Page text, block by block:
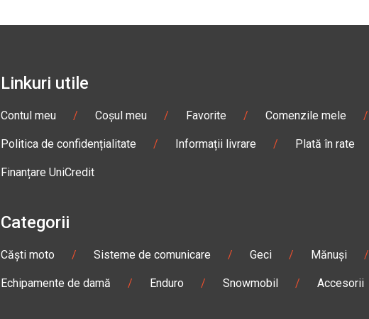
Linkuri utile
Contul meu / Coșul meu / Favorite / Comenzile mele /
Politica de confidențialitate / Informații livrare / Plată în rate
Finanțare UniCredit
Categorii
Căști moto / Sisteme de comunicare / Geci / Mănuși /
Echipamente de damă / Enduro / Snowmobil / Accesorii